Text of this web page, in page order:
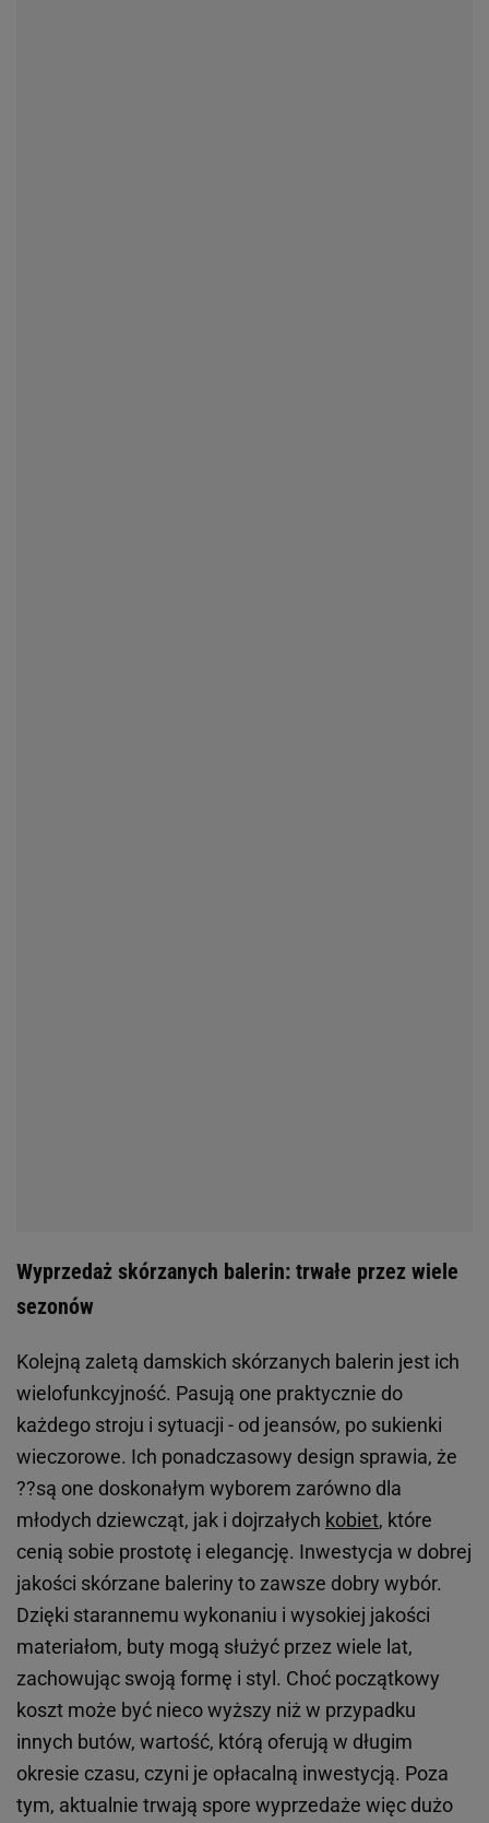
Wyprzedaż skórzanych balerin: trwałe przez wiele
sezonów
Kolejną zaletą damskich skórzanych balerin jest ich
wielofunkcyjność. Pasują one praktycznie do
każdego stroju i sytuacji - od jeansów, po sukienki
wieczorowe. Ich ponadczasowy design sprawia, że
??są one doskonałym wyborem zarówno dla
młodych dziewcząt, jak i dojrzałych kobiet, które
cenią sobie prostotę i elegancję. Inwestycja w dobrej
jakości skórzane baleriny to zawsze dobry wybór.
Dzięki starannemu wykonaniu i wysokiej jakości
materiałom, buty mogą służyć przez wiele lat,
zachowując swoją formę i styl. Choć początkowy
koszt może być nieco wyższy niż w przypadku
innych butów, wartość, którą oferują w długim
okresie czasu, czyni je opłacalną inwestycją. Poza
tym, aktualnie trwają spore wyprzedaże więc dużo